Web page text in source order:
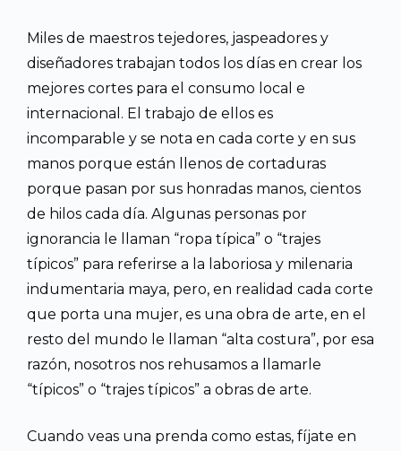
Miles de maestros tejedores, jaspeadores y
diseñadores trabajan todos los días en crear los
mejores cortes para el consumo local e
internacional. El trabajo de ellos es
incomparable y se nota en cada corte y en sus
manos porque están llenos de cortaduras
porque pasan por sus honradas manos, cientos
de hilos cada día. Algunas personas por
ignorancia le llaman “ropa típica” o “trajes
típicos” para referirse a la laboriosa y milenaria
indumentaria maya, pero, en realidad cada corte
que porta una mujer, es una obra de arte, en el
resto del mundo le llaman “alta costura”, por esa
razón, nosotros nos rehusamos a llamarle
“típicos” o “trajes típicos” a obras de arte.
Cuando veas una prenda como estas, fíjate en